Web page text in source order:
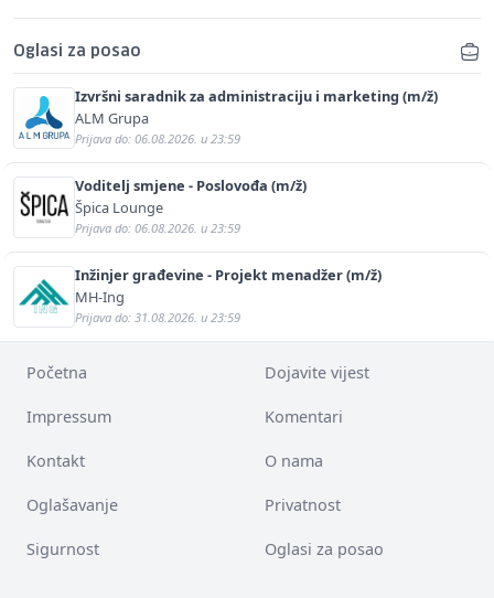
Oglasi za posao
Izvršni saradnik za administraciju i marketing (m/ž)
ALM Grupa
Prijava do: 06.08.2026. u 23:59
Voditelj smjene - Poslovođa (m/ž)
Špica Lounge
Prijava do: 06.08.2026. u 23:59
Inžinjer građevine - Projekt menadžer (m/ž)
MH-Ing
Prijava do: 31.08.2026. u 23:59
Početna Dojavite vijest
Impressum Komentari
Kontakt O nama
Oglašavanje Privatnost
Sigurnost Oglasi za posao